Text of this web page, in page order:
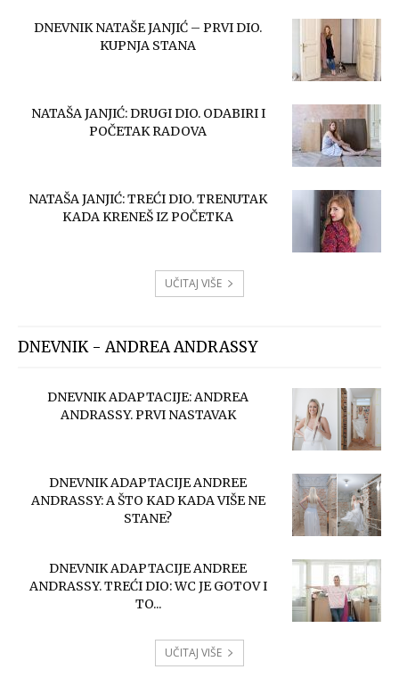
DNEVNIK NATAŠE JANJIĆ – PRVI DIO.
KUPNJA STANA
NATAŠA JANJIĆ: DRUGI DIO. ODABIRI I
POČETAK RADOVA
NATAŠA JANJIĆ: TREĆI DIO. TRENUTAK
KADA KRENEŠ IZ POČETKA
UČITAJ VIŠE
DNEVNIK - ANDREA ANDRASSY
DNEVNIK ADAPTACIJE: ANDREA
ANDRASSY. PRVI NASTAVAK
DNEVNIK ADAPTACIJE ANDREE
ANDRASSY: A ŠTO KAD KADA VIŠE NE
STANE?
DNEVNIK ADAPTACIJE ANDREE
ANDRASSY. TREĆI DIO: WC JE GOTOV I
TO...
UČITAJ VIŠE